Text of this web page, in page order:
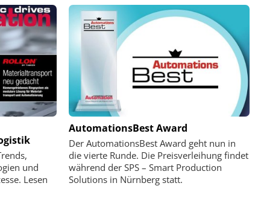
und
Lesen
AutomationsBest Award
Der AutomationsBest Award geht nun in
die vierte Runde. Die Preisverleihung findet
während der SPS – Smart Production
Solutions in Nürnberg statt.
(PI) SE &
für LEO-
Präzision mit
PHYSIK INSTRUMENTE (PI) SE &
CO. KG
Optische Laserlinks für LEO-
Satelliten: Blitzschnelle Präzision mit
PI-Kippspiegeln!